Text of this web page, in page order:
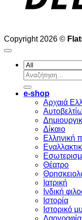
Copyright 2026 ©
Αναζήτηση
για:
e-shop
Αρχαιά
Δίκαιο
Ελληνική
Θέατρο
Ιατρική
Ινδική
Ιστορία
Ιστορικό
Λαογραφία